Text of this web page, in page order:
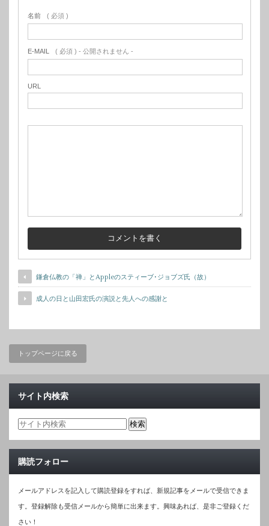
名前 ( 必須 )
E-MAIL ( 必須 ) - 公開されません -
URL
鎌倉仏教の「禅」とAppleのスティーブ･ジョブズ氏（故）
成人の日と山田宏氏の演説と先人への感謝と
トップページに戻る
サイト内検索
購読フォロー
メールアドレスを記入して購読登録をすれば、新規記事をメールで受信できま
す。登録解除も受信メールから簡単に出来ます。興味あれば、是非ご登録くだ
さい！